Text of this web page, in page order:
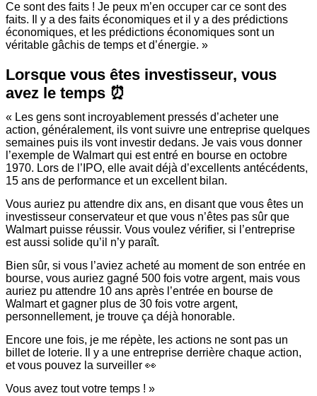
Ce sont des faits ! Je peux m’en occuper car ce sont des
faits. Il y a des faits économiques et il y a des prédictions
économiques, et les prédictions économiques sont un
véritable gâchis de temps et d’énergie. »
Lorsque vous êtes investisseur, vous
avez le temps ⏰
« Les gens sont incroyablement pressés d’acheter une
action, généralement, ils vont suivre une entreprise quelques
semaines puis ils vont investir dedans. Je vais vous donner
l’exemple de Walmart qui est entré en bourse en octobre
1970. Lors de l’IPO, elle avait déjà d’excellents antécédents,
15 ans de performance et un excellent bilan.
Vous auriez pu attendre dix ans, en disant que vous êtes un
investisseur conservateur et que vous n’êtes pas sûr que
Walmart puisse réussir. Vous voulez vérifier, si l’entreprise
est aussi solide qu’il n’y paraît.
Bien sûr, si vous l’aviez acheté au moment de son entrée en
bourse, vous auriez gagné 500 fois votre argent, mais vous
auriez pu attendre 10 ans après l’entrée en bourse de
Walmart et gagner plus de 30 fois votre argent,
personnellement, je trouve ça déjà honorable.
Encore une fois, je me répète, les actions ne sont pas un
billet de loterie. Il y a une entreprise derrière chaque action,
et vous pouvez la surveiller 👀
Vous avez tout votre temps ! »